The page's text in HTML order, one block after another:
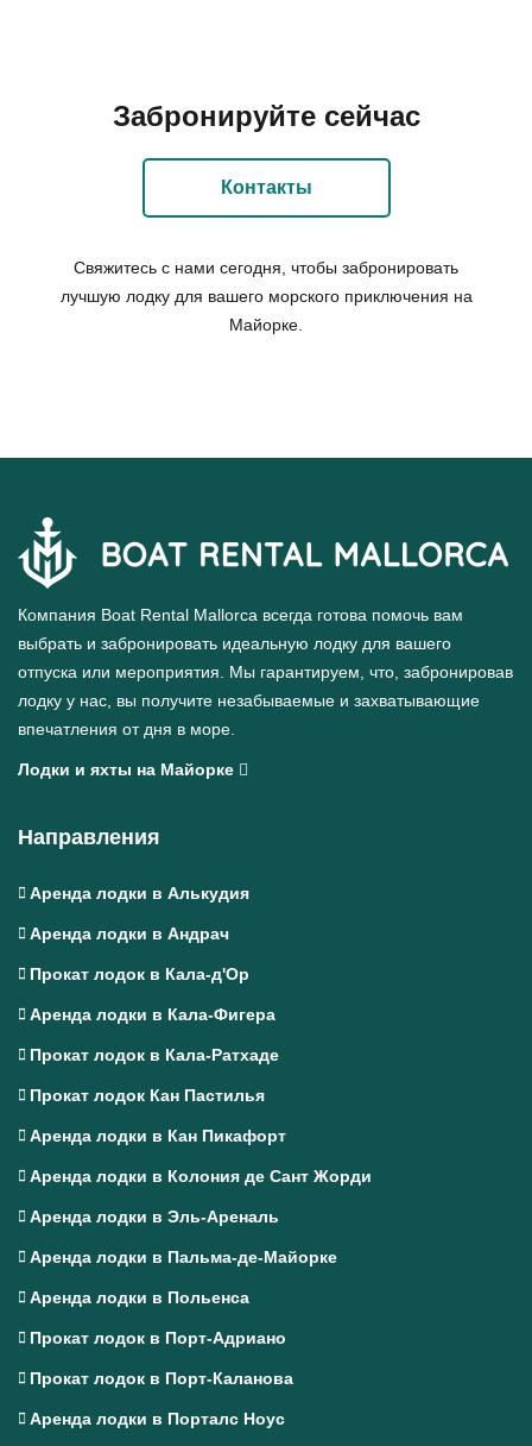
Забронируйте сейчас
Контакты
Свяжитесь с нами сегодня, чтобы забронировать
лучшую лодку для вашего морского приключения на
Майорке.
Компания Boat Rental Mallorca всегда готова помочь вам
выбрать и забронировать идеальную лодку для вашего
отпуска или мероприятия. Мы гарантируем, что, забронировав
лодку у нас, вы получите незабываемые и захватывающие
впечатления от дня в море.
Лодки и яхты на Майорке
Направления
Аренда лодки в Алькудия
Аренда лодки в Андрач
Прокат лодок в Кала-д'Ор
Аренда лодки в Кала-Фигера
Прокат лодок в Кала-Ратхаде
Прокат лодок Кан Пастилья
Аренда лодки в Кан Пикафорт
Аренда лодки в Колония де Сант Жорди
Аренда лодки в Эль-Ареналь
Аренда лодки в Пальма-де-Майорке
Аренда лодки в Польенса
Прокат лодок в Порт-Адриано
Прокат лодок в Порт-Каланова
Аренда лодки в Порталс Ноус